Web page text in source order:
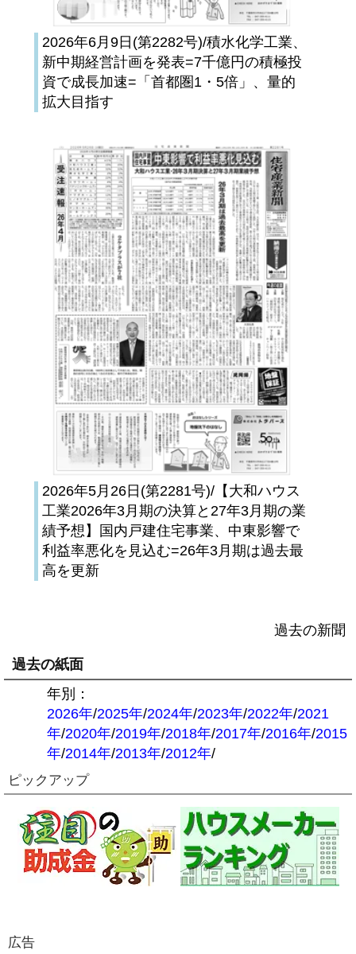
2026年6月9日(第2282号)/積水化学工業、
新中期経営計画を発表=7千億円の積極投
資で成長加速=「首都圏1・5倍」、量的
拡大目指す
2026年5月26日(第2281号)/【大和ハウス
工業2026年3月期の決算と27年3月期の業
績予想】国内戸建住宅事業、中東影響で
利益率悪化を見込む=26年3月期は過去最
高を更新
過去の新聞
過去の紙面
年別：
2026年/2025年/2024年/2023年/2022年/2021
年/2020年/2019年/2018年/2017年/2016年/2015
年/2014年/2013年/2012年/
ピックアップ
広告